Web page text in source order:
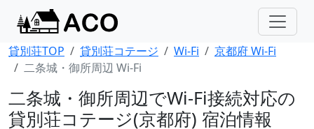
貸別荘TOP 貸別荘コテージ Wi-Fi
京都府 Wi-Fi
二条城・御所周辺 Wi-Fi
二条城・御所周辺でWi-Fi接続対応の
貸別荘コテージ(京都府) 宿泊情報